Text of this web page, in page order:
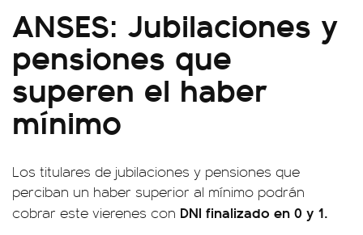
ANSES: Jubilaciones y
pensiones que
superen el haber
mínimo
Los titulares de jubilaciones y pensiones que
perciban un haber superior al mínimo podrán
cobrar este vierenes con DNI finalizado en 0 y 1.